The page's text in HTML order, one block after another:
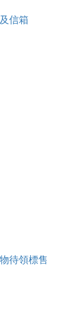
信箱
待領標售